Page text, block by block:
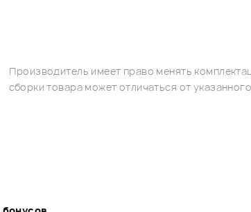
Производитель имеет право менять
сборки товара может отличаться от